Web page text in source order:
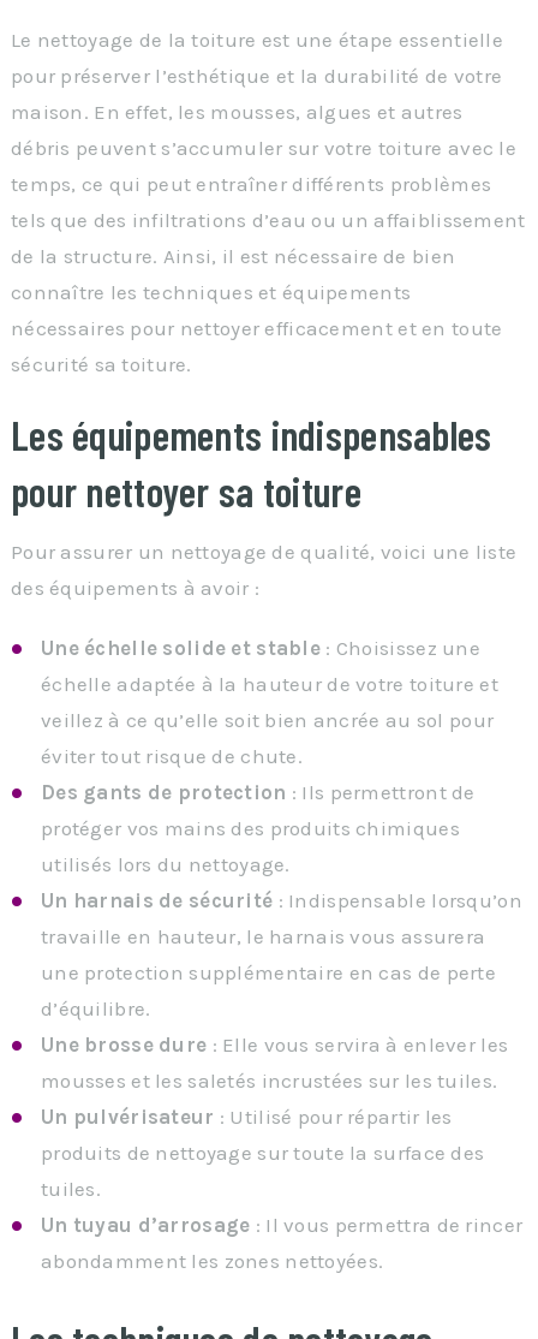
Le nettoyage de la toiture est une étape essentielle
pour préserver l’esthétique et la durabilité de votre
maison. En effet, les mousses, algues et autres
débris peuvent s’accumuler sur votre toiture avec le
temps, ce qui peut entraîner différents problèmes
tels que des infiltrations d’eau ou un affaiblissement
de la structure. Ainsi, il est nécessaire de bien
connaître les techniques et équipements
nécessaires pour nettoyer efficacement et en toute
sécurité sa toiture.
Les équipements indispensables
pour nettoyer sa toiture
Pour assurer un nettoyage de qualité, voici une liste
des équipements à avoir :
Une échelle solide et stable : Choisissez une
échelle adaptée à la hauteur de votre toiture et
veillez à ce qu’elle soit bien ancrée au sol pour
éviter tout risque de chute.
Des gants de protection : Ils permettront de
protéger vos mains des produits chimiques
utilisés lors du nettoyage.
Un harnais de sécurité : Indispensable lorsqu’on
travaille en hauteur, le harnais vous assurera
une protection supplémentaire en cas de perte
d’équilibre.
Une brosse dure : Elle vous servira à enlever les
mousses et les saletés incrustées sur les tuiles.
Un pulvérisateur : Utilisé pour répartir les
produits de nettoyage sur toute la surface des
tuiles.
Un tuyau d’arrosage : Il vous permettra de rincer
abondamment les zones nettoyées.